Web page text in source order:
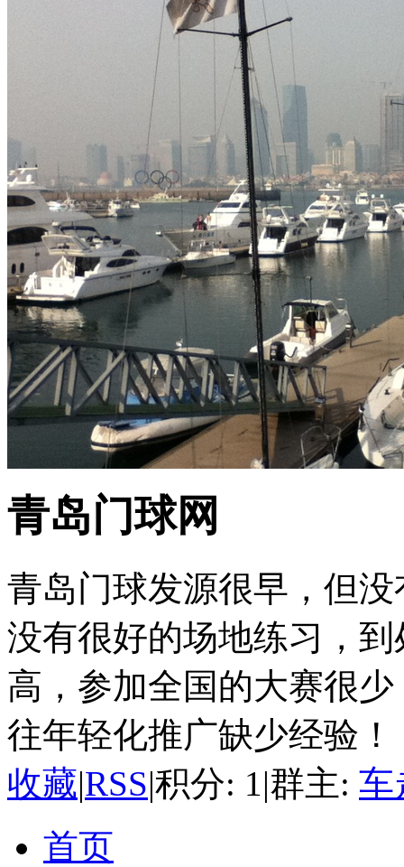
青岛门球网
青岛门球发源很早，但
没有很好的场地练习，
高，参加全国的大赛很
往年轻化推广缺少经验！
收藏|RSS|积分: 1|群主: 车
首页